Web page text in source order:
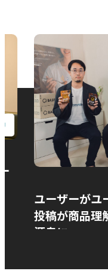
ユーザーがユ
投稿が商品理
源泉に